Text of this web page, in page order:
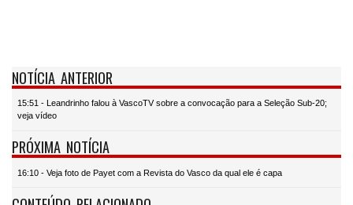
NOTÍCIA ANTERIOR
15:51 - Leandrinho falou à VascoTV sobre a convocação para a Seleção Sub-20;
veja vídeo
PRÓXIMA NOTÍCIA
16:10 - Veja foto de Payet com a Revista do Vasco da qual ele é capa